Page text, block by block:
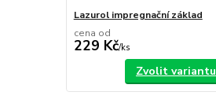
Lazurol impregnační základ
cena od
229 Kč/ks
Zvolit variantu